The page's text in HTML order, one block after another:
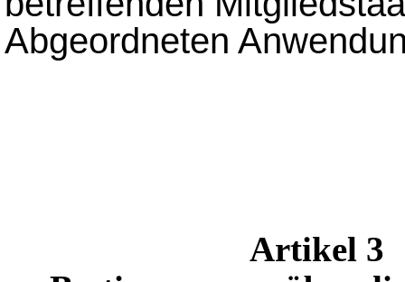
Abgeordneten
Artikel 3